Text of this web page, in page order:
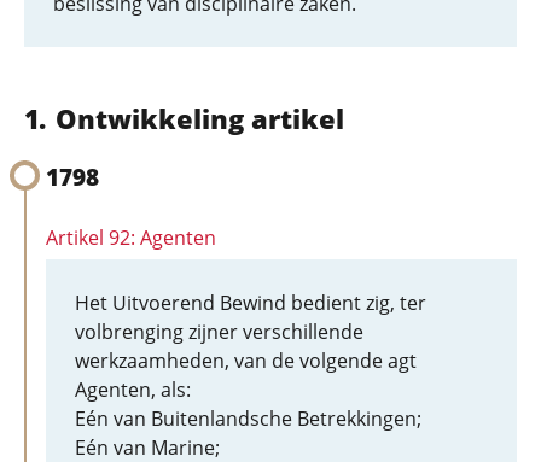
Ontwikkeling artikel
1798
Artikel 92: Agenten
Het Uitvoerend Bewind bedient zig, ter
volbrenging zijner verschillende
werkzaamheden, van de volgende agt
Agenten, als:
Eén van Buitenlandsche Betrekkingen;
Eén van Marine;